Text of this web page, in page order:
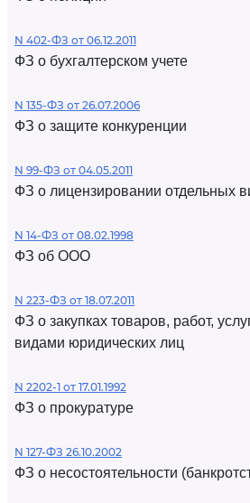
N 402-ФЗ от 06.12.2011
ФЗ о бухгалтерском учете
N 135-ФЗ от 26.07.2006
ФЗ о защите конкуренции
N 99-ФЗ от 04.05.2011
ФЗ о лицензировании отдельных
N 14-ФЗ от 08.02.1998
ФЗ об ООО
N 223-ФЗ от 18.07.2011
ФЗ о закупках товаров, работ,
видами юридических лиц
N 2202-1 от 17.01.1992
ФЗ о прокуратуре
N 127-ФЗ 26.10.2002
ФЗ о несостоятельности